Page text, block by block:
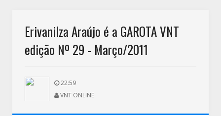
Erivanilza Araújo é a GAROTA VNT
edição Nº 29 - Março/2011
22:59
VNT ONLINE